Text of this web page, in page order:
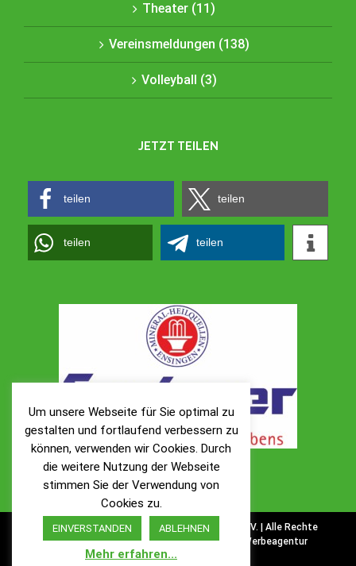
Theater (11)
Vereinsmeldungen (138)
Volleyball (3)
JETZT TEILEN
teilen teilen
teilen teilen
© Copyright 1900 -2026 | TSV Ölbronn 1900 e. V. | Alle Rechte
vorbehalten. | WebrealisierungFull-Service-Werbeagentur
PIXELBRETT
Um unsere Webseite für Sie optimal zu
gestalten und fortlaufend verbessern zu
können, verwenden wir Cookies. Durch
die weitere Nutzung der Webseite
stimmen Sie der Verwendung von
Cookies zu.
EINVERSTANDEN ABLEHNEN
Mehr erfahren...